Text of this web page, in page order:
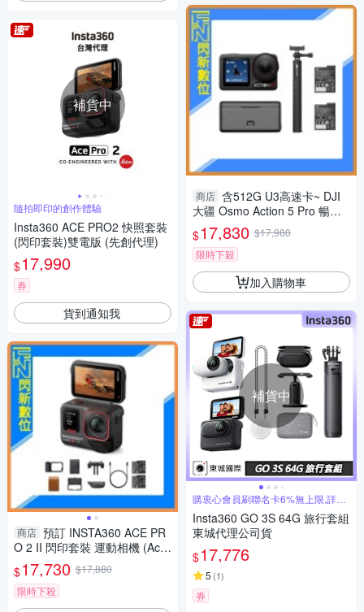
補貨中
隨拍即印的創作體驗
Insta360 ACE PRO2 快照套裝
(閃印套裝)雙電版 (先創代理)
$17,990
券
貨到通知我
商店 預訂 INSTA360 ACE PR
O 2 II 閃印套裝 運動相機 (Ace
PRO2,公司貨)
$17,730 $17,880
限時下殺
商店 含512G U3高速卡~ DJI
大疆 Osmo Action 5 Pro 暢拍
套裝 運動相機 攝影機(ACTION
5，公司貨)
$17,830 $17,980
限時下殺
加入購物車
補貨中
購衷心會員刷聯名卡6%無上限,詳見
賣場
Insta360 GO 3S 64G 旅行套組
東城代理公司貨
$17,776
5 (1)
券